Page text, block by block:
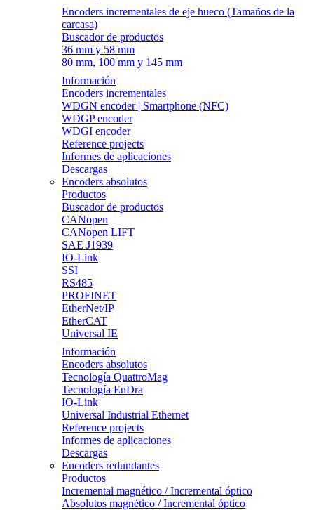
Encoders incrementales de eje hueco (Tamaños de la
carcasa)
Buscador de productos
36 mm y 58 mm
80 mm, 100 mm y 145 mm
Información
Encoders incrementales
WDGN encoder | Smartphone (NFC)
WDGP encoder
WDGI encoder
Reference projects
Informes de aplicaciones
Descargas
Encoders absolutos
Productos
Buscador de productos
CANopen
CANopen LIFT
SAE J1939
IO-Link
SSI
RS485
PROFINET
EtherNet/IP
EtherCAT
Universal IE
Información
Encoders absolutos
Tecnología QuattroMag
Tecnología EnDra
IO-Link
Universal Industrial Ethernet
Reference projects
Informes de aplicaciones
Descargas
Encoders redundantes
Productos
Incremental magnético / Incremental óptico
Absolutos magnético / Incremental óptico